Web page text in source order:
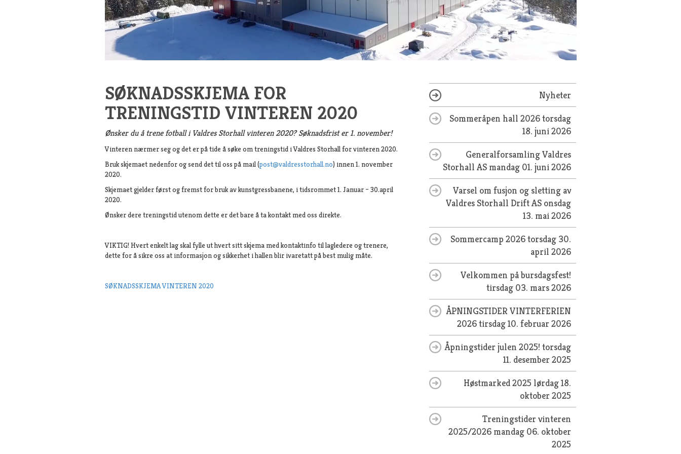
SØKNADSSKJEMA FOR
TRENINGSTID VINTEREN 2020
Ønsker du å trene fotball i Valdres Storhall vinteren 2020? Søknadsfrist er 1. november!
Vinteren nærmer seg og det er på tide å søke om treningstid i Valdres Storhall for vinteren 2020.
Bruk skjemaet nedenfor og send det til oss på mail (post@valdresstorhall.no) innen 1. november
2020.
Skjemaet gjelder først og fremst for bruk av kunstgressbanene, i tidsrommet 1. Januar – 30.april
2020.
Ønsker dere treningstid utenom dette er det bare å ta kontakt med oss direkte.
VIKTIG! Hvert enkelt lag skal fylle ut hvert sitt skjema med kontaktinfo til lagledere og trenere,
dette for å sikre oss at informasjon og sikkerhet i hallen blir ivaretatt på best mulig måte.
SØKNADSSKJEMA VINTEREN 2020
Nyheter
Sommeråpen hall 2026torsdag
18. juni 2026
Generalforsamling Valdres
Storhall AS mandag 01. juni 2026
Varsel om fusjon og sletting av
Valdres Storhall Drift AS onsdag
13. mai 2026
Sommercamp 2026torsdag 30.
april 2026
Velkommen på bursdagsfest!
tirsdag 03. mars 2026
ÅPNINGSTIDER VINTERFERIEN
2026tirsdag 10. februar 2026
Åpningstider julen 2025!torsdag
11. desember 2025
Høstmarked 2025 lørdag 18.
oktober 2025
Treningstider vinteren
2025/2026 mandag 06. oktober
2025